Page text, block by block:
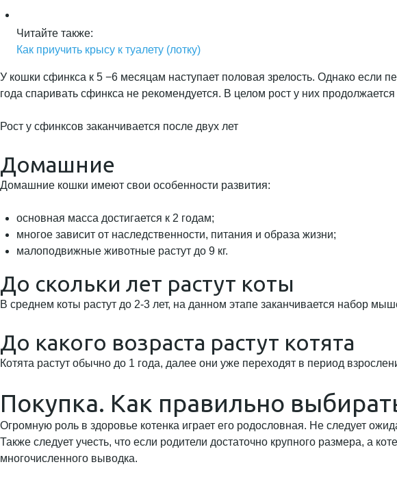
Читайте также:
Как приучить крысу к туалету (лотку)
У кошки сфинкса к 5 −6 месяцам наступает половая зрелость. Однако если
года спаривать сфинкса не рекомендуется. В целом рост у них продолжается
Рост у сфинксов заканчивается после двух лет
Домашние
Домашние кошки имеют свои особенности развития:
основная масса достигается к 2 годам;
многое зависит от наследственности, питания и образа жизни;
малоподвижные животные растут до 9 кг.
До скольки лет растут коты
В среднем коты растут до 2-3 лет, на данном этапе заканчивается набор
До какого возраста растут котята
Котята растут обычно до 1 года, далее они уже переходят в период
Покупка. Как правильно
Огромную роль в здоровье котенка играет его родословная. Не следует
Также следует учесть, что если родители достаточно крупного размера, а
многочисленного выводка.